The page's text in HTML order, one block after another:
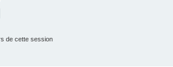
de cette session